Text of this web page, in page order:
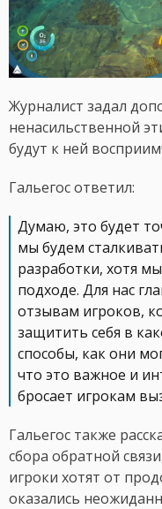
Журналист задал
ненасильственной
будут к ней
Гальегос ответил:
Думаю, это будет
мы будем
разработки, хотя
подходе. Для нас
отзывам игроков,
защитить себя в
способы, как они
что это важное и
бросает игрокам
Гальегос также
сбора обратной
игроки хотят от
оказались